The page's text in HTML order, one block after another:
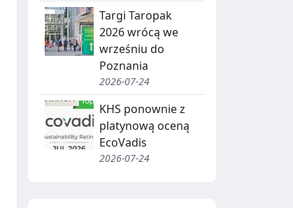
Targi Taropak
2026 wrócą we
wrześniu do
Poznania
2026-07-24
KHS ponownie z
platynową oceną
EcoVadis
2026-07-24